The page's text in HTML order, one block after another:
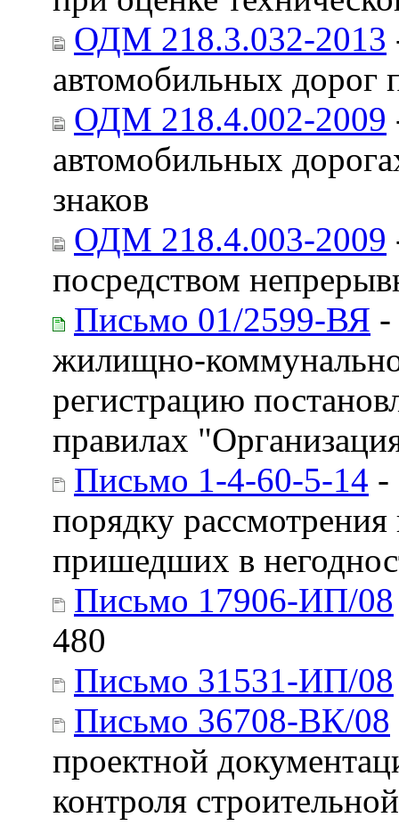
ОДМ 218.3.032-2013
автомобильных дорог
ОДМ 218.4.002-2009
автомобильных
знаков
ОДМ 218.4.003-2009
посредством
Письмо 01/2599-ВЯ -
жилищно-
регистрацию
правилах
Письмо 1-4-60-5-14 -
порядку рассмотрения
пришедших в
Письмо 17906-ИП/08
480
Письмо 31531-ИП/08
Письмо 36708-ВК/08
проектной
контроля